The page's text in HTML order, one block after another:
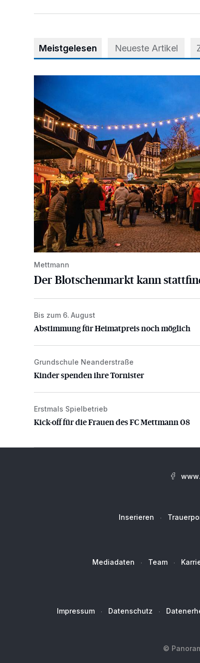
Meistgelesen Neueste Artikel
Mettmann
Der Blotschenmarkt kann
Abstimmung für Heimatpreis noch möglich
Bis zum 6. August
Abstimmung für Heimatpreis noch möglich
Kinder spenden ihre Tornister
Grundschule Neanderstraße
Kinder spenden ihre Tornister
Kick-off für die Frauen des FC Mettmann 08
Erstmals Spielbetrieb
Kick-off für die Frauen des FC Mettmann 08
Inserieren
Mediadaten Team
Impressum Datenschutz
©